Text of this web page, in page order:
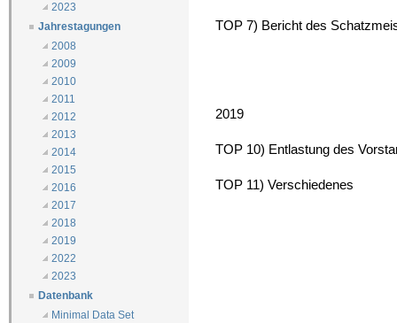
2023
Jahrestagungen
2008
2009
2010
2011
2012
2013
2014
2015
2016
2017
2018
2019
2022
2023
Datenbank
Minimal Data Set
TOP 7) Bericht des
2019
TOP 10) Entlastung des
TOP 11) Verschiedenes